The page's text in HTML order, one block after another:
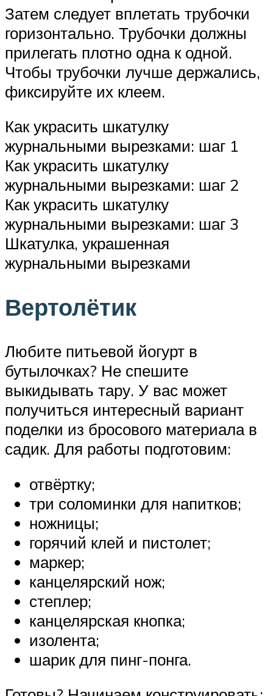
Затем следует вплетать трубочки
горизонтально. Трубочки должны
прилегать плотно одна к одной.
Чтобы трубочки лучше держались,
фиксируйте их клеем.
Как украсить шкатулку
журнальными вырезками: шаг 1
Как украсить шкатулку
журнальными вырезками: шаг 2
Как украсить шкатулку
журнальными вырезками: шаг 3
Шкатулка, украшенная
журнальными вырезками
Вертолётик
Любите питьевой йогурт в
бутылочках? Не спешите
выкидывать тару. У вас может
получиться интересный вариант
поделки из бросового материала в
садик. Для работы подготовим:
отвёртку;
три соломинки для напитков;
ножницы;
горячий клей и пистолет;
маркер;
канцелярский нож;
степлер;
канцелярская кнопка;
изолента;
шарик для пинг-понга.